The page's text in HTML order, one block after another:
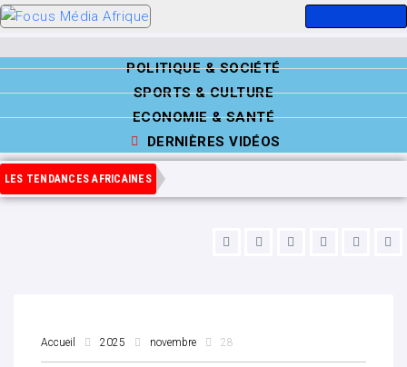
POLITIQUE & SOCIÉTÉ
SPORTS & CULTURE
ECONOMIE & SANTÉ
DERNIÈRES VIDÉOS
LES TENDANCES AFRICAINES
Accueil 2025 novembre 28